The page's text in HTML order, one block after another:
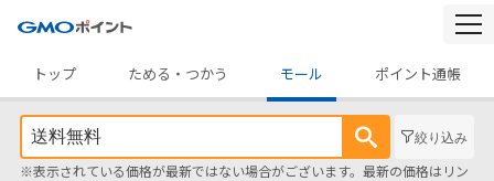
トップ
ためる・つかう モール ポイント通帳
絞り込み
※表示されている価格が最新ではない場合がございます。最新の価格はリン